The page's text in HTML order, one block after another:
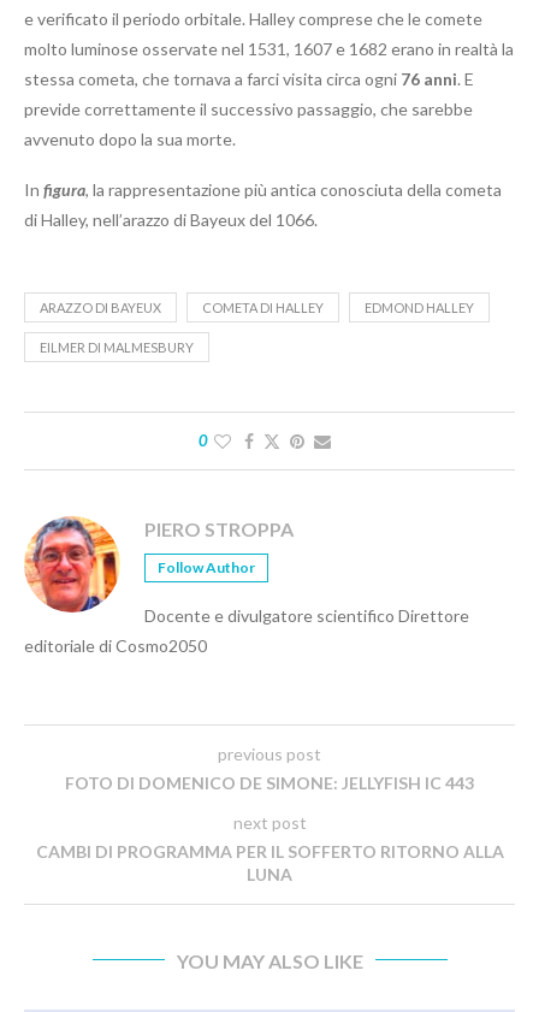
e verificato il periodo orbitale. Halley comprese che le comete
molto luminose osservate nel 1531, 1607 e 1682 erano in realtà la
stessa cometa, che tornava a farci visita circa ogni 76 anni. E
previde correttamente il successivo passaggio, che sarebbe
avvenuto dopo la sua morte.
In figura, la rappresentazione più antica conosciuta della cometa
di Halley, nell’arazzo di Bayeux del 1066.
ARAZZO DI BAYEUX COMETA DI HALLEY EDMOND HALLEY
EILMER DI MALMESBURY
0
PIERO STROPPA
Follow Author
Docente e divulgatore scientifico Direttore
editoriale di Cosmo2050
previous post
FOTO DI DOMENICO DE SIMONE: JELLYFISH IC 443
next post
CAMBI DI PROGRAMMA PER IL SOFFERTO RITORNO ALLA
LUNA
YOU MAY ALSO LIKE